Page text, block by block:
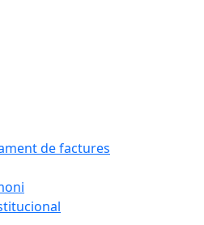
de factures